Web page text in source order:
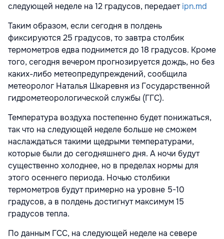
следующей неделе на 12 градусов, передаетipn.md
Таким образом, если сегодня в полдень
фиксируются 25 градусов, то завтра столбик
термометров едва поднимется до 18 градусов. Кроме
того, сегодня вечером прогнозируется дождь, но без
каких-либо метеопредупреждений, сообщила
метеоролог Наталья Шкаревня из Государственной
гидрометеорологической службы (ГГС).
Температура воздуха постепенно будет понижаться,
так что на следующей неделе больше не сможем
наслаждаться такими щедрыми температурами,
которые были до сегодняшнего дня. А ночи будут
существенно холоднее, но в пределах нормы для
этого осеннего периода. Ночью столбики
термометров будут примерно на уровне 5-10
градусов, а в полдень достигнут максимум 15
градусов тепла.
По данным ГСС, на следующей неделе на севере